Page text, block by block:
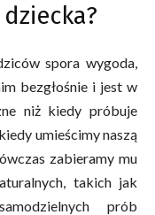
spora wygoda,
bezgłośnie i jest w
niż kiedy próbuje
umieścimy naszą
zabieramy mu
takich jak
prób